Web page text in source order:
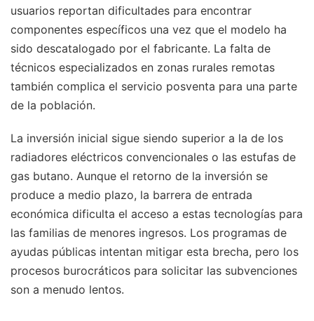
usuarios reportan dificultades para encontrar
componentes específicos una vez que el modelo ha
sido descatalogado por el fabricante. La falta de
técnicos especializados en zonas rurales remotas
también complica el servicio posventa para una parte
de la población.
La inversión inicial sigue siendo superior a la de los
radiadores eléctricos convencionales o las estufas de
gas butano. Aunque el retorno de la inversión se
produce a medio plazo, la barrera de entrada
económica dificulta el acceso a estas tecnologías para
las familias de menores ingresos. Los programas de
ayudas públicas intentan mitigar esta brecha, pero los
procesos burocráticos para solicitar las subvenciones
son a menudo lentos.